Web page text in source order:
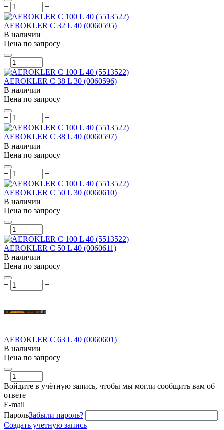
+ −
AEROKLER C 32 L 40 (0060595)
В наличии
Цена по запросу
+ −
AEROKLER C 38 L 30 (0060596)
В наличии
Цена по запросу
+ −
AEROKLER C 38 L 40 (0060597)
В наличии
Цена по запросу
+ −
AEROKLER C 50 L 30 (0060610)
В наличии
Цена по запросу
+ −
AEROKLER C 50 L 40 (0060611)
В наличии
Цена по запросу
+ −
AEROKLER C 63 L 40 (0060601)
В наличии
Цена по запросу
+
−
Войдите в учётную запись, чтобы мы могли сообщить вам об
ответе
E-mail
ПарольЗабыли пароль?
Создать учетную запись